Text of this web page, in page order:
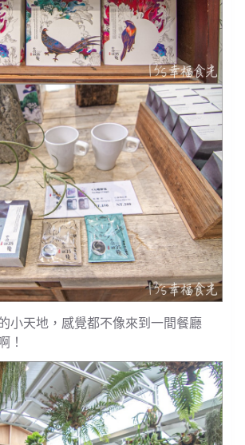
小天地，感覺都不像來到一間餐廳
！